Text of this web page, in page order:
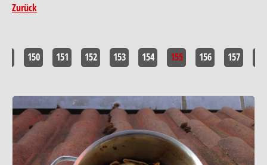
Zurück
150 151 152 153 154 155 156 157